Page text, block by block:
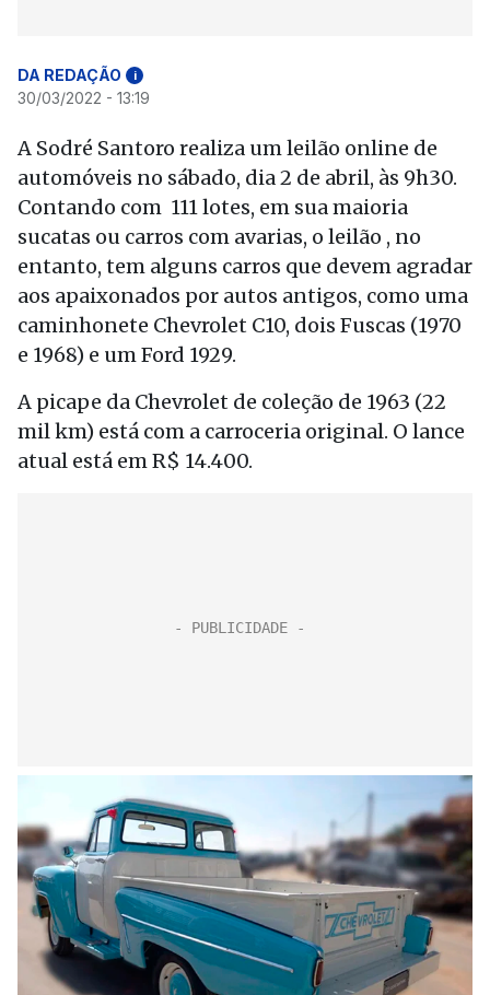
DA REDAÇÃO i
30/03/2022 - 13:19
A Sodré Santoro realiza um leilão online de
automóveis no sábado, dia 2 de abril, às 9h30.
Contando com 111 lotes, em sua maioria
sucatas ou carros com avarias, o leilão , no
entanto, tem alguns carros que devem agradar
aos apaixonados por autos antigos, como uma
caminhonete Chevrolet C10, dois Fuscas (1970
e 1968) e um Ford 1929.
A picape da Chevrolet de coleção de 1963 (22
mil km) está com a carroceria original. O lance
atual está em R$ 14.400.